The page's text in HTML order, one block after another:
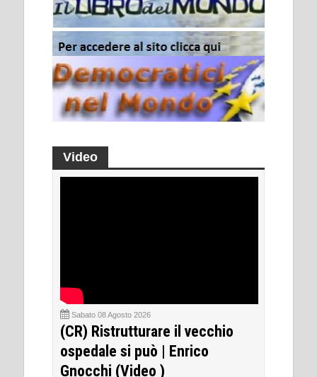
Video
Sabato 08 Agosto 2026
(CR) Ristrutturare il vecchio
ospedale si può | Enrico
Gnocchi (Video )